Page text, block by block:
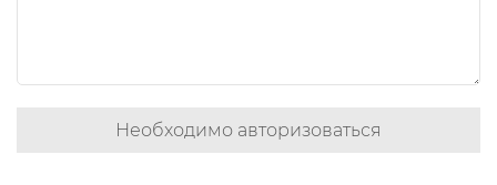
Необходимо авторизоваться